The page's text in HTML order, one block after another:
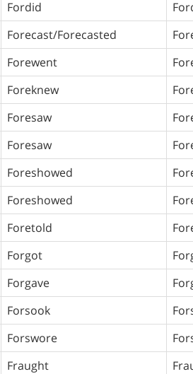
Fordid
Forecast/Forecasted
Forewent
Foreknew
Foresaw
Foresaw
Foreshowed
Foreshowed
Foretold
Forgot
Forgave
Forsook
Forswore
Fraught